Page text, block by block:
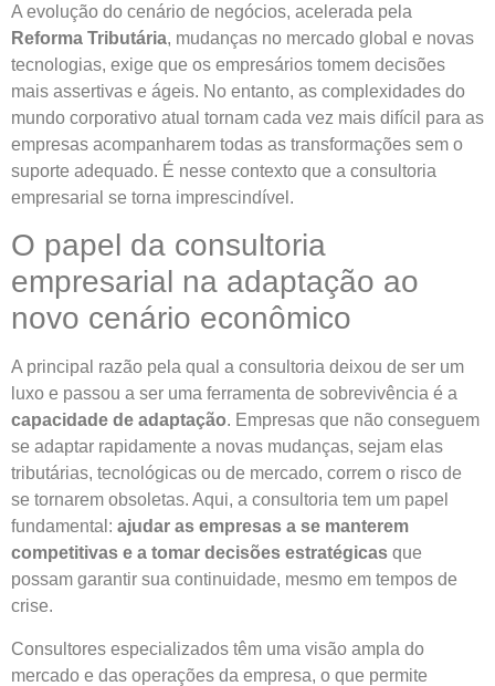
A evolução do cenário de negócios, acelerada pela
Reforma Tributária, mudanças no mercado global e novas
tecnologias, exige que os empresários tomem decisões
mais assertivas e ágeis. No entanto, as complexidades do
mundo corporativo atual tornam cada vez mais difícil para as
empresas acompanharem todas as transformações sem o
suporte adequado. É nesse contexto que a consultoria
empresarial se torna imprescindível.
O papel da consultoria
empresarial na adaptação ao
novo cenário econômico
A principal razão pela qual a consultoria deixou de ser um
luxo e passou a ser uma ferramenta de sobrevivência é a
capacidade de adaptação. Empresas que não conseguem
se adaptar rapidamente a novas mudanças, sejam elas
tributárias, tecnológicas ou de mercado, correm o risco de
se tornarem obsoletas. Aqui, a consultoria tem um papel
fundamental: ajudar as empresas a se manterem
competitivas e a tomar decisões estratégicas que
possam garantir sua continuidade, mesmo em tempos de
crise.
Consultores especializados têm uma visão ampla do
mercado e das operações da empresa, o que permite